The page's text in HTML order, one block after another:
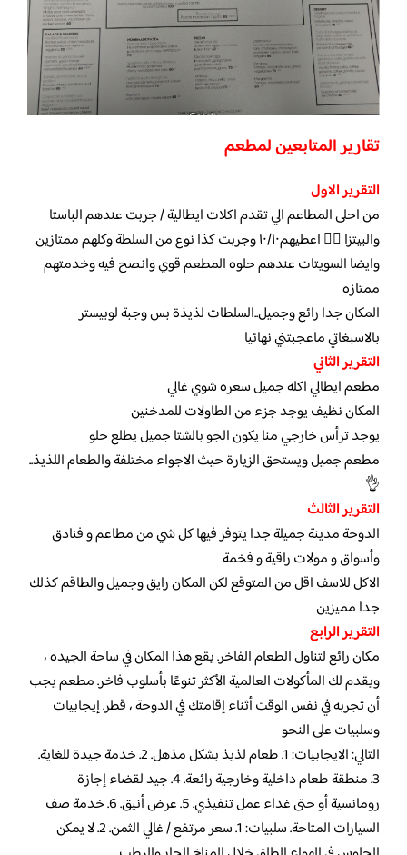
تقارير المتابعين لمطعم
التقرير الاول
من احلى المطاعم الي تقدم اكلات ايطالية / جربت عندهم الباستا
والبيتزا 👌🏼 اعطيهم١٠/١٠ وجربت كذا نوع من السلطة وكلهم ممتازين
وايضا السويتات عندهم حلوه المطعم قوي وانصح فيه وخدمتهم
ممتازه
المكان جدا رائع وجميل..السلطات لذيذة بس وجبة لوبيستر
بالاسبغاتي ماعجبتني نهائيا
التقرير الثاني
مطعم ايطالي اكله جميل سعره شوي غالي
المكان نظيف يوجد جزء من الطاولات للمدخنين
يوجد ترأس خارجي منا يكون الجو بالشتا جميل يطلع حلو
مطعم جميل ويستحق الزيارة حيث الاجواء مختلفة والطعام اللذيذ..
👌
التقرير الثالث
الدوحة مدينة جميلة جدا يتوفر فيها كل شي من مطاعم و فنادق
وأسواق و مولات راقية و فخمة
الاكل للاسف اقل من المتوقع لكن المكان رايق وجميل والطاقم كذلك
جدا مميزين
التقرير الرابع
مكان رائع لتناول الطعام الفاخر. يقع هذا المكان في ساحة الجيده ،
ويقدم لك المأكولات العالمية الأكثر تنوعًا بأسلوب فاخر. مطعم يجب
أن تجربه في نفس الوقت أثناء إقامتك في الدوحة ، قطر. إيجابيات
وسلبيات على النحو
التالي: الايجابيات: 1. طعام لذيذ بشكل مذهل. 2. خدمة جيدة للغاية.
3. منطقة طعام داخلية وخارجية رائعة. 4. جيد لقضاء إجازة
رومانسية أو حتى غداء عمل تنفيذي. 5. عرض أنيق. 6. خدمة صف
السيارات المتاحة. سلبيات: 1. سعر مرتفع / غالي الثمن. 2. لا يمكن